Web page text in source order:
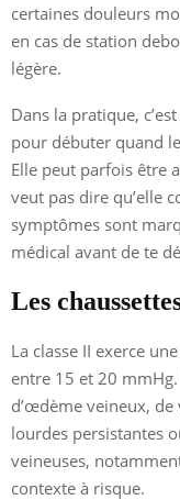
certaines douleurs
en cas de station
légère.
Dans la pratique,
pour débuter quand
Elle peut parfois être
veut pas dire qu’elle
symptômes sont
médical avant de te
Les
La classe II exerce
entre 15 et 20
d’œdème veineux,
lourdes persistantes
veineuses,
contexte à risque.